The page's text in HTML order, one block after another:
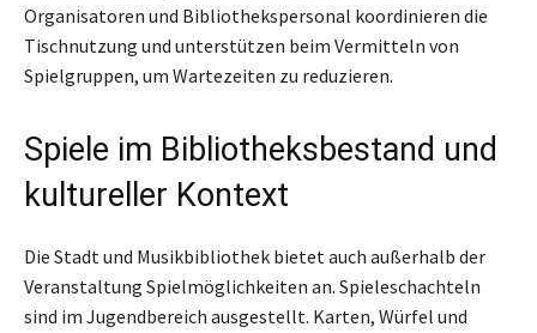
Organisatoren und Bibliothekspersonal koordinieren die
Tischnutzung und unterstützen beim Vermitteln von
Spielgruppen, um Wartezeiten zu reduzieren.
Spiele im Bibliotheksbestand und
kultureller Kontext
Die Stadt und Musikbibliothek bietet auch außerhalb der
Veranstaltung Spielmöglichkeiten an. Spieleschachteln
sind im Jugendbereich ausgestellt. Karten, Würfel und